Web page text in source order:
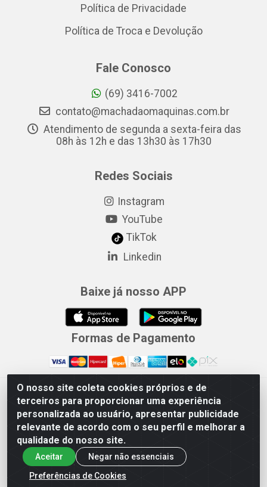
O nosso site coleta cookies próprios e de
terceiros para proporcionar uma experiência
personalizada ao usuário, apresentar publicidade
relevante de acordo com o seu perfil e melhorar a
qualidade do nosso site.
Aceitar
Negar não essenciais
Preferências de Cookies
Política de Privacidade
Política de Troca e Devolução
Fale Conosco
(69) 3416-7002
contato@machadaomaquinas.com.br
Atendimento de segunda a sexta-feira das
08h às 12h e das 13h30 às 17h30
Redes Sociais
Instagram
YouTube
TikTok
Linkedin
Baixe já nosso APP
Formas de Pagamento
Merconorte Distribuidora de Ferragens Ltda - Avenida Marechal
Rondon, 1571 - Centro, Ji-Paraná/RO - CEP 76.900-121 - CNPJ
10.779.165/000167